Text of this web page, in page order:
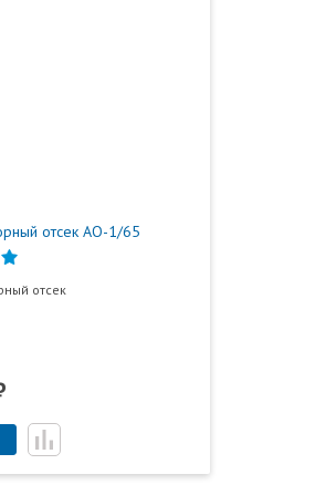
отсек АО-1/65
отсек